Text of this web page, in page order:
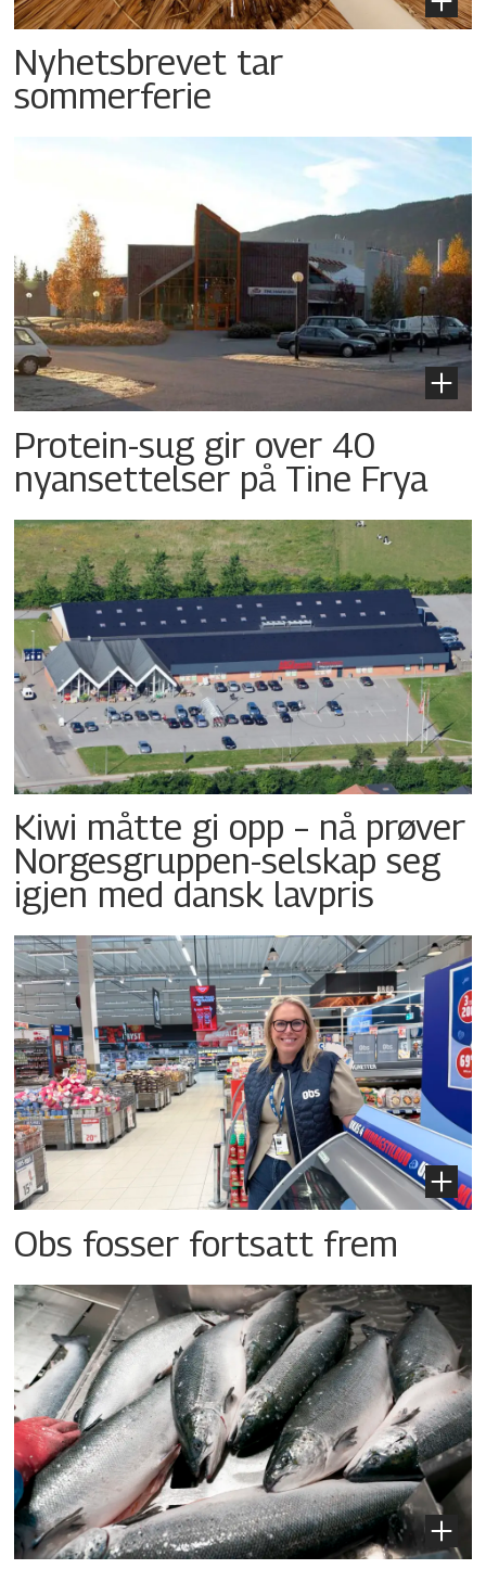
Nyhetsbrevet tar
sommerferie
Protein-sug gir over 40
nyansettelser på Tine Frya
Kiwi måtte gi opp – nå prøver
Norgesgruppen-selskap seg
igjen med dansk lavpris
Obs fosser fortsatt frem